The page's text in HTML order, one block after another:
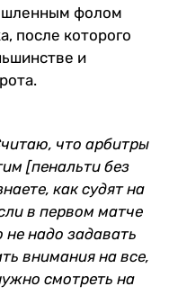
фолом
после которого
и
что арбитры
[пенальти без
как судят на
в первом матче
не надо задавать
внимания на все,
смотреть на